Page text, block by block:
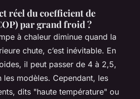
réel du coefficient de
par grand froid ?
à chaleur diminue quand la
chute, c’est inévitable. En
il peut passer de 4 à 2,5,
les modèles. Cependant, les
dits "haute température" ou